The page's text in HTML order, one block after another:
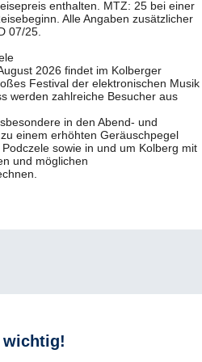
€ pro Tag), Voranmeldung
und Moorbäder, Laser-, Magnet-,
Kryotherapie,
praktischen Informationen
Restaurants, Apotheken und
Parseta, New Skanpol, Seaside
IDEA SPA Travel*
enthalten. MTZ: 25 bei einer
Alle Angaben zusätzlicher
07/25.
2026 findet im Kolberger
Festival der elektronischen Musik
werden zahlreiche Besucher aus
in den Abend- und
einem erhöhten Geräuschpegel
sowie in und um Kolberg mit
und möglichen
wichtig!